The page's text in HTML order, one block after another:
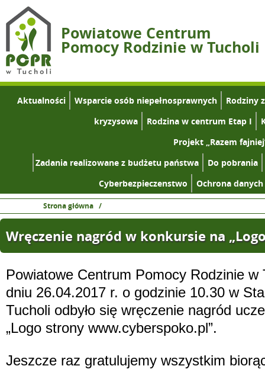
Powiatowe Centrum
Pomocy Rodzinie w Tucholi
Aktualności Wsparcie osób niepełnosprawnych
Rodziny
kryzysowa
Rodzina w centrum Etap I
Projekt „Razem
Zadania realizowane z budżetu państwa
Do pobrania
Cyberbezpieczenstwo
Ochrona
Strona główna /
Wręczenie nagród w konkursie na
Powiatowe Centrum Pomocy Rodzinie
dniu 26.04.2017 r. o godzinie 10.30 w
Tucholi odbyło się wręczenie nagród
„Logo strony www.cyberspoko.pl”.
Jeszcze raz gratulujemy wszystkim